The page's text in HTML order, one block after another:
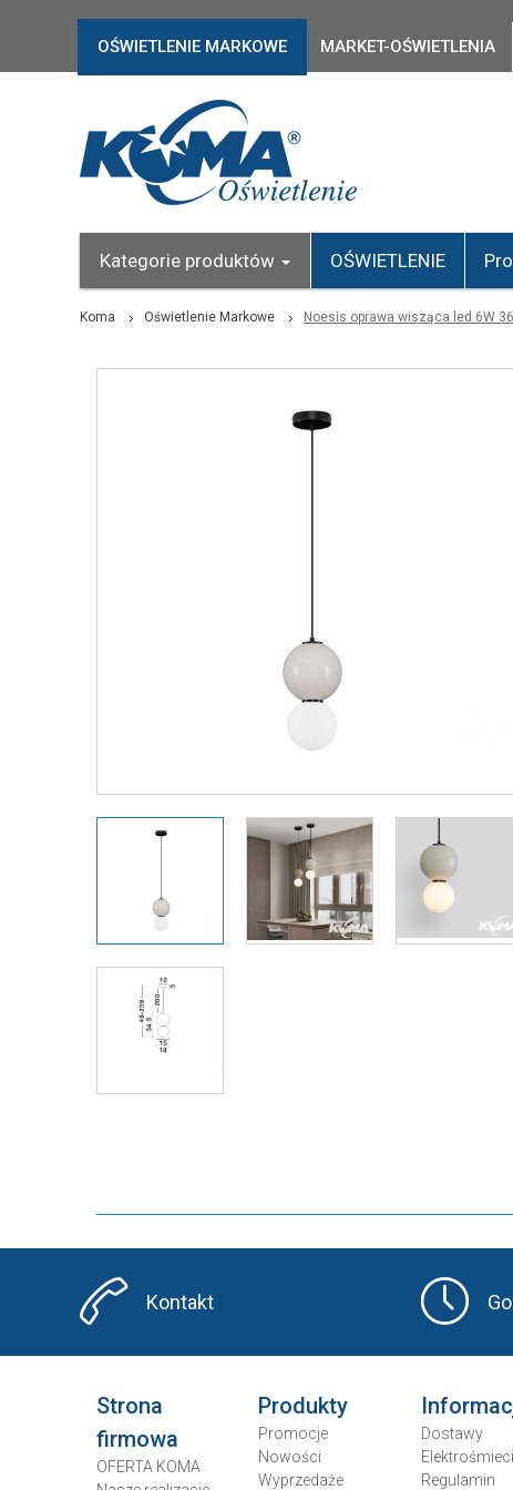
OŚWIETLENIE MARKOWE MARKET-OŚWIETLENIA
Kategorie produktów OŚWIETLENIE
Koma Oświetlenie Markowe Noesis oprawa wisząca led 6W
Kontakt
Strona
firmowa
OFERTA KOMA
Produkty
Promocje
Nowości
Wyprzedaże
Dostawy
Elektrośmieci
Regulamin